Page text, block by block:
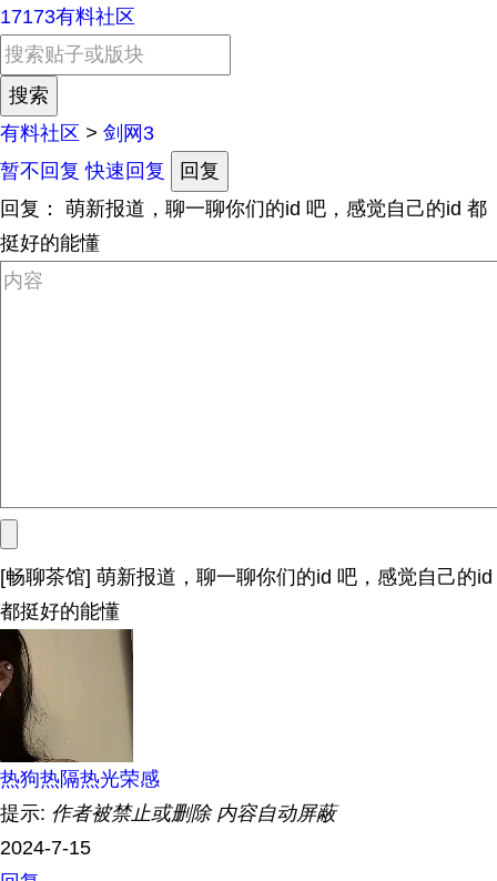
17173有料社区
有料社区 > 剑网3
暂不回复 快速回复
回复
回复：
萌新报道，聊一聊你们的id 吧，感觉自己的id 都
挺好的能懂
[畅聊茶馆] 萌新报道，聊一聊你们的id 吧，感觉自己的id
都挺好的能懂
热狗热隔热光荣感
提示: 作者被禁止或删除 内容自动屏蔽
2024-7-15